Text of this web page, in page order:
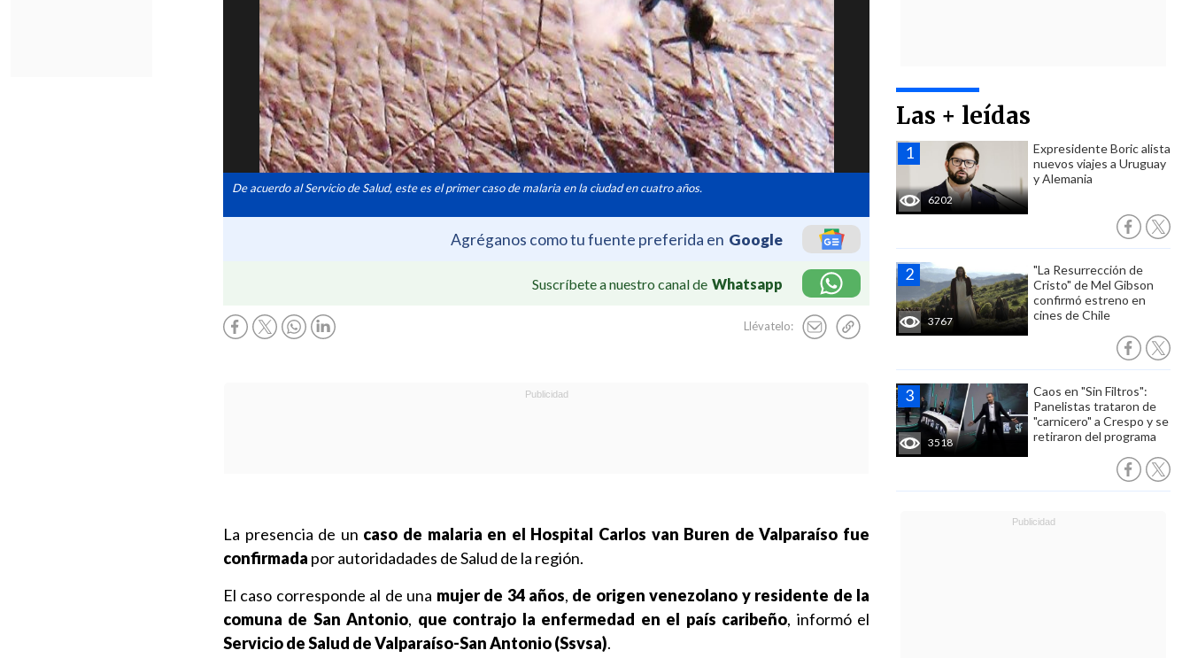
De acuerdo al Servicio de Salud, este es el primer caso de malaria en la ciudad en cuatro años.
Agréganos como tu fuente preferida en Google
Suscríbete a nuestro canal de Whatsapp
Llévatelo:
Las + leídas
6202
Expresidente Boric alista
nuevos viajes a Uruguay
y Alemania
3767
"La Resurrección de
Cristo" de Mel Gibson
confirmó estreno en
cines de Chile
3518
Caos en "Sin Filtros":
Panelistas trataron de
"carnicero" a Crespo y se
retiraron del programa
La presencia de un caso de malaria en el Hospital Carlos van Buren de Valparaíso fue
confirmada por autoridadades de Salud de la región.
El caso corresponde al de una mujer de 34 años, de origen venezolano y residente de la
comuna de San Antonio, que contrajo la enfermedad en el país caribeño, informó el
Servicio de Salud de Valparaíso-San Antonio (Ssvsa).